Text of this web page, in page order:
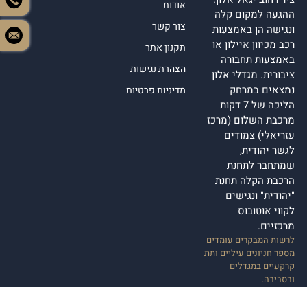
ההגעה למקום קלה
ונגישה הן באמצעות
רכב מכיוון איילון או
באמצעות תחבורה
ציבורית. מגדלי אלון
נמצאים במרחק
הליכה של 7 דקות
מרכבת השלום (מרכז
עזריאלי) צמודים
לגשר יהודית,
שמתחבר לתחנת
הרכבת הקלה תחנת
"יהודית" ונגישים
לקווי אוטובוס
מרכזיים.
לרשות המבקרים עומדים
מספר חניונים עיליים ותת
קרקעיים במגדלים
ובסביבה.
אודות
צור קשר
תקנון אתר
הצהרת נגישות
מדיניות פרטיות